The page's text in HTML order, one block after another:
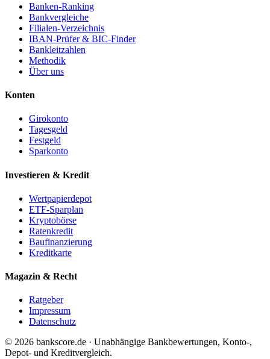
Banken-Ranking
Bankvergleiche
Filialen-Verzeichnis
IBAN-Prüfer & BIC-Finder
Bankleitzahlen
Methodik
Über uns
Konten
Girokonto
Tagesgeld
Festgeld
Sparkonto
Investieren & Kredit
Wertpapierdepot
ETF-Sparplan
Kryptobörse
Ratenkredit
Baufinanzierung
Kreditkarte
Magazin & Recht
Ratgeber
Impressum
Datenschutz
© 2026 bankscore.de · Unabhängige Bankbewertungen, Konto-,
Depot- und Kreditvergleich.